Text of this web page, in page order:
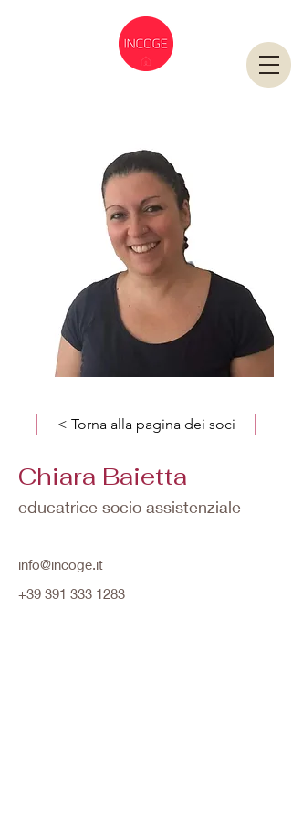
< Torna alla pagina dei soci
Chiara Baietta
educatrice socio assistenziale
info@incoge.it
+39 391 333 1283